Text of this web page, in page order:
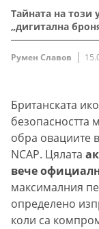
Тайната на този
„дигитална
Румен Славов
Британската
безопасността
обра овациите
NCAP. Цялата
вече
максималния
определено
коли са